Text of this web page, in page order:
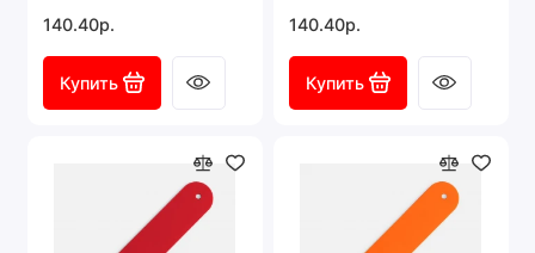
140.40р.
Купить
140.40р.
Купить